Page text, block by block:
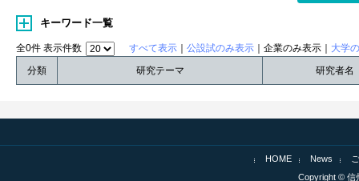
キーワード一覧
全0件 表示件数 すべて表示 公設試のみ表示 ｜企業のみ表示｜ 大学
分類
研究テーマ 研究者名
HOME News
Copyright © 信